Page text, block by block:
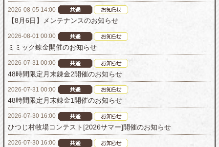
2026-08-05 14:00
【8月6日】メンテナンスのお知らせ
2026-08-01 00:00
ミミック錬金開催のお知らせ
2026-07-31 00:00
48時間限定月末錬金2開催のお知らせ
2026-07-31 00:00
48時間限定月末錬金1開催のお知らせ
2026-07-30 16:00
ひつじ村牧場コンテスト[2026サマー]開催のお知らせ
2026-07-30 16:00